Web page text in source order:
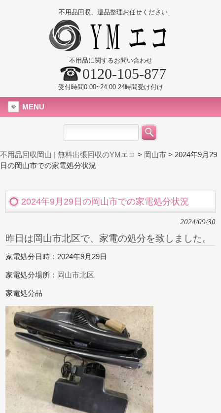
不用品回収、遺品整理お任せください
不用品に関するお問い合わせ
0120-105-877
受付時間0:00~24:00 24時間受け付け
MENU
不用品回収岡山 | 無料出張回収のYMエコ > 岡山市 > 2024年9月29
日の岡山市での家電処分状況
2024年9月29日の岡山市での家電処分状況
2024/09/30
昨日は岡山市北区で、家電の処分を致しました。
家電処分日時：2024年9月29日
家電処分場所： 岡山市北区
家電処分品